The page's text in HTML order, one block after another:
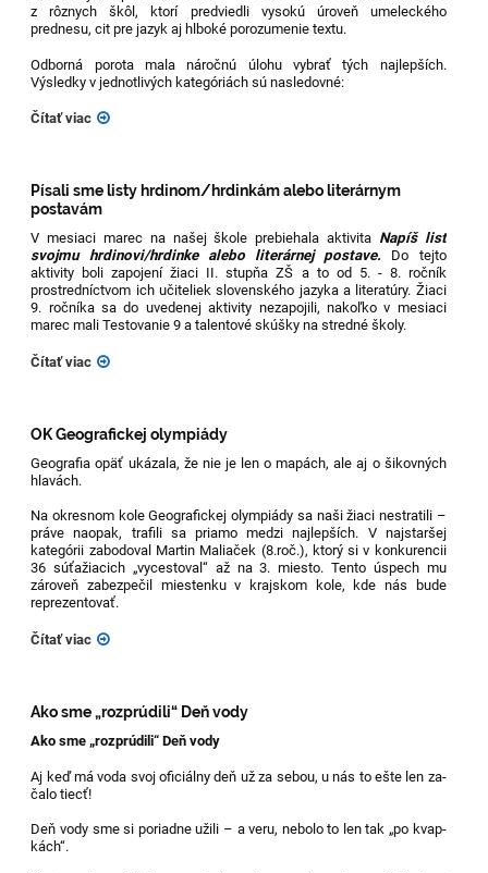
z rôznych škôl, ktorí predviedli vysokú úroveň umeleckého
prednesu, cit pre jazyk aj hlboké porozumenie textu.
Odborná porota mala náročnú úlohu vybrať tých najlepších.
Výsledky v jednotlivých kategóriách sú nasledovné:
Čítať viac
Písali sme listy hrdinom/hrdinkám alebo literárnym
postavám
V mesiaci marec na našej škole prebiehala aktivita Napíš list
svojmu hrdinovi/hrdinke alebo literárnej postave.
Do tejto
aktivity boli zapojení žiaci II. stupňa ZŠ a to od 5. - 8. ročník
prostredníctvom ich učiteliek slovenského jazyka a literatúry. Žiaci
9. ročníka sa do uvedenej aktivity nezapojili, nakoľko v mesiaci
marec mali Testovanie 9 a talentové skúšky na stredné školy.
Čítať viac
OK Geografickej olympiády
Geografia opäť ukázala, že nie je len o mapách, ale aj o šikovných
hlavách.
Na okresnom kole Geografickej olympiády sa naši žiaci nestratili –
práve naopak, trafili sa priamo medzi najlepších. V najstaršej
kategórii zabodoval Martin Maliaček (8.roč.), ktorý si v konkurencii
36 súťažiacich „vycestoval“ až na 3. miesto. Tento úspech mu
zároveň zabezpečil miestenku v krajskom kole, kde nás bude
reprezentovať.
Čítať viac
Ako sme „rozprúdili“ Deň vody
Ako sme „rozprúdili“ Deň vody
Aj keď má voda svoj oficiálny deň už za sebou, u nás to ešte len za-
čalo tiecť!
Deň vody sme si poriadne užili – a veru, nebolo to len tak „po kvap-
kách“.